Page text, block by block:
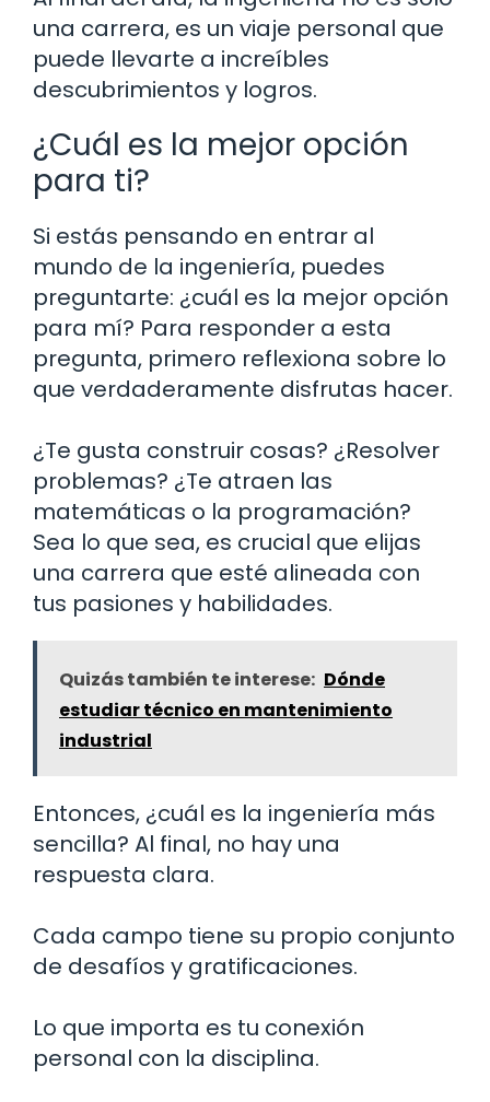
una carrera, es un viaje personal que
puede llevarte a increíbles
descubrimientos y logros.
¿Cuál es la mejor opción
para ti?
Si estás pensando en entrar al
mundo de la ingeniería, puedes
preguntarte: ¿cuál es la mejor opción
para mí? Para responder a esta
pregunta, primero reflexiona sobre lo
que verdaderamente disfrutas hacer.
¿Te gusta construir cosas? ¿Resolver
problemas? ¿Te atraen las
matemáticas o la programación?
Sea lo que sea, es crucial que elijas
una carrera que esté alineada con
tus pasiones y habilidades.
Quizás también te interese: Dónde
estudiar técnico en mantenimiento
industrial
Entonces, ¿cuál es la ingeniería más
sencilla? Al final, no hay una
respuesta clara.
Cada campo tiene su propio conjunto
de desafíos y gratificaciones.
Lo que importa es tu conexión
personal con la disciplina.